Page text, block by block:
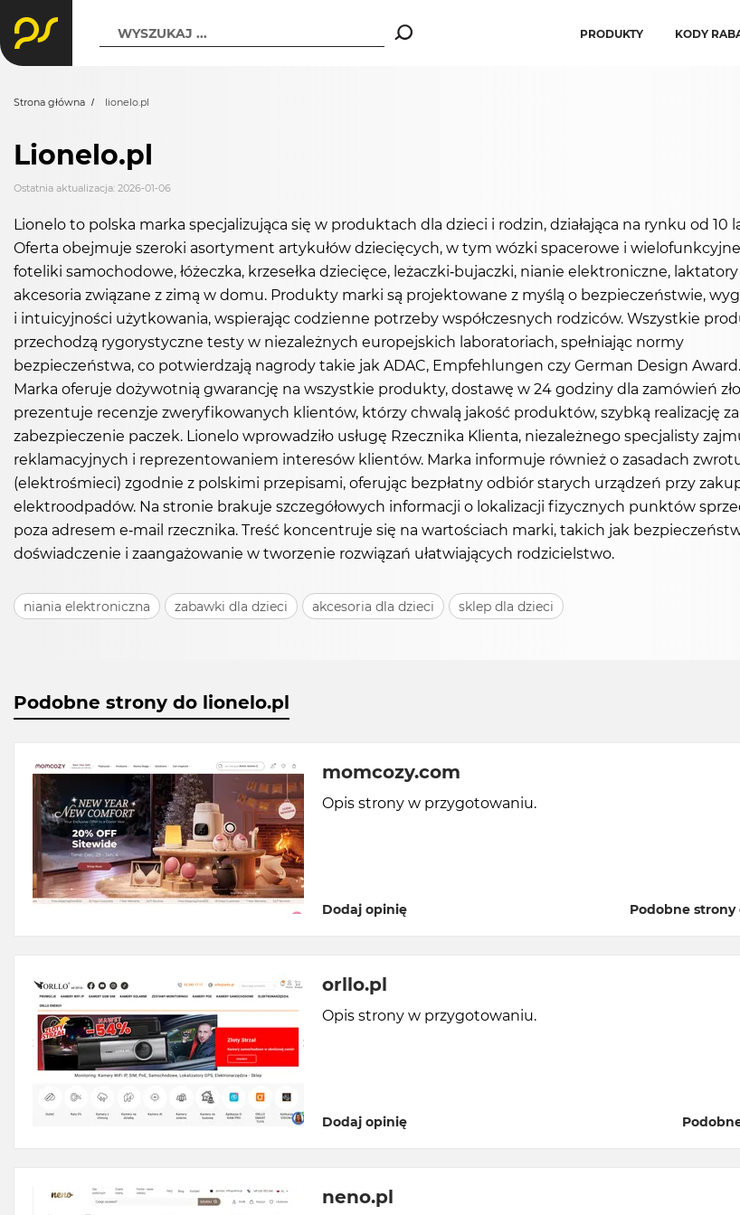
WYSZUKAJ ... PRODUKTY KODY
Strona główna lionelo.pl
Lionelo.pl
Ostatnia aktualizacja: 2026-01-06
Lionelo to polska marka specjalizująca się w produktach dla dzieci i rodzin, działająca na rynku od 10
Oferta obejmuje szeroki asortyment artykułów dziecięcych, w tym wózki spacerowe i
foteliki samochodowe, łóżeczka, krzesełka dziecięce, leżaczki-bujaczki, nianie elektroniczne, laktatory
akcesoria związane z zimą w domu. Produkty marki są projektowane z myślą o bezpieczeństwie,
i intuicyjności użytkowania, wspierając codzienne potrzeby współczesnych rodziców. Wszystkie
przechodzą rygorystyczne testy w niezależnych europejskich laboratoriach, spełniając normy
bezpieczeństwa, co potwierdzają nagrody takie jak ADAC, Empfehlungen czy German Design Award.
Marka oferuje dożywotnią gwarancję na wszystkie produkty, dostawę w 24 godziny dla zamówień
prezentuje recenzje zweryfikowanych klientów, którzy chwalą jakość produktów, szybką realizację
zabezpieczenie paczek. Lionelo wprowadziło usługę Rzecznika Klienta, niezależnego specjalisty
reklamacyjnych i reprezentowaniem interesów klientów. Marka informuje również o zasadach
(elektrośmieci) zgodnie z polskimi przepisami, oferując bezpłatny odbiór starych urządzeń przy
elektroodpadów. Na stronie brakuje szczegółowych informacji o lokalizacji fizycznych punktów
poza adresem e-mail rzecznika. Treść koncentruje się na wartościach marki, takich jak
doświadczenie i zaangażowanie w tworzenie rozwiązań ułatwiających rodzicielstwo.
niania elektroniczna zabawki dla dzieci akcesoria dla dzieci sklep dla dzieci
Podobne strony do lionelo.pl
momcozy.com
Opis strony w przygotowaniu.
Dodaj opinię Podobne
orllo.pl
Opis strony w przygotowaniu.
Dodaj opinię
neno.pl